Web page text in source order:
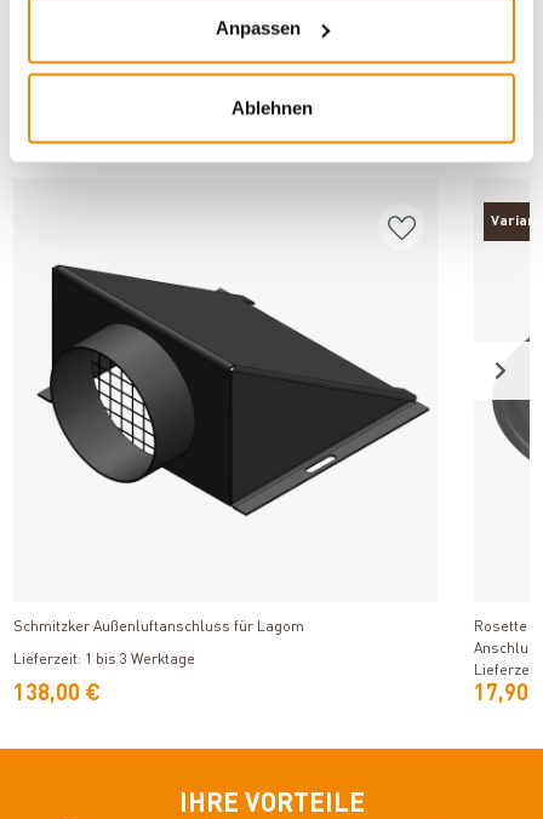
Anpassen
Ablehnen
ANDERE INTERESSIERTEN SICH AUCH
DAFÜR
Schmitzker Außenluftanschluss für Lagom
Lieferzeit: 1 bis 3 Werktage
138,00 €
Rosette
17,90
IHRE VORTEILE